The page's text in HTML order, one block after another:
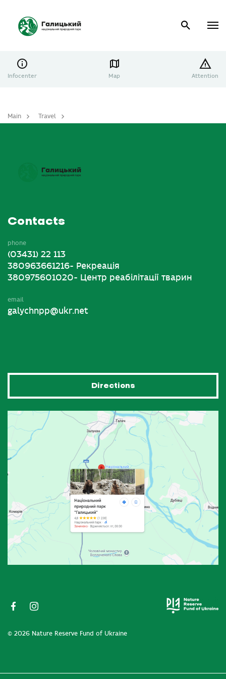
Infocenter Map Attention
Main Travel
Contacts
phone
(03431) 22 113
380963661216- Рекреація
380975601020- Центр реабілітації тварин
email
galychnpp@ukr.net
Directions
© 2026 Nature Reserve Fund of Ukraine